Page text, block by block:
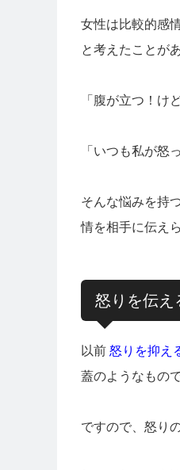
女性は比較的感
と考えたことが
「腹が立つ！け
「いつも私が怒
そんな悩みを持
情を相手に伝え
怒りを伝え
以前 怒りを抑え
蓋のようなもので
ですので、怒り